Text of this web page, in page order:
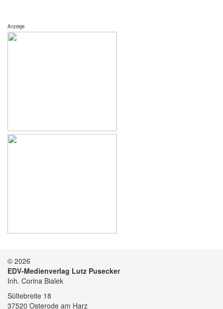
Anzeige
© 2026
EDV-Medienverlag Lutz Pusecker
Inh. Corina Bialek
Sültebreite 18
37520 Osterode am Harz